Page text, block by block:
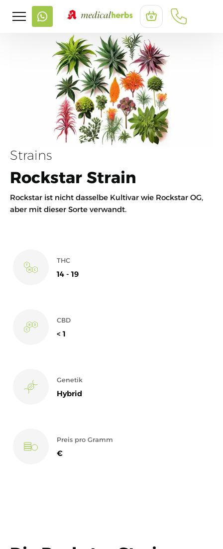
Strains
Rockstar Strain
Rockstar ist nicht dasselbe Kultivar wie Rockstar OG,
aber mit dieser Sorte verwandt.
THC
14 - 19
CBD
< 1
Genetik
Hybrid
Preis pro Gramm
€